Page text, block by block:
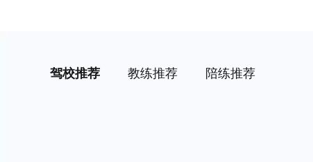
驾校推荐 教练推荐 陪练推荐